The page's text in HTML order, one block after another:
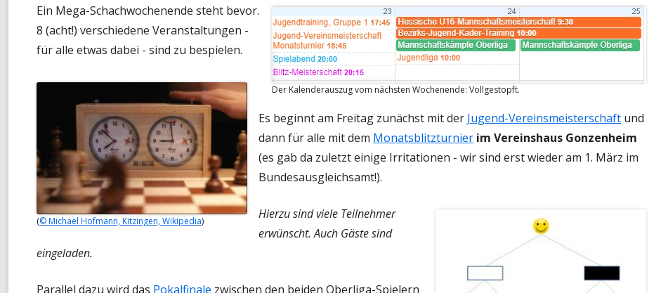
MONATS-BLITZMEISTERSCHAFT
TURNIER-SIMULTAN
SCHNELLSCHACH-MEISTERSCHAFT
CHESS960-MEISTERSCHAFT
TANDEM-BLITZ-MEISTERSCHAFT
FRÜHSOMMER-CUP
TURNIERFAHRTEN
KONTAKTANFRAGE JUGENDBEREICH LINKS
Der Kalenderauszug vom nächsten Wochenende: Vollgestopft.
Ein Mega-Schachwochenende steht bevor.
8 (acht!) verschiedene Veranstaltungen -
für alle etwas dabei - sind zu bespielen.
(© Michael Hofmann, Kitzingen, Wikipedia)
Es beginnt am Freitag zunächst mit der Jugend-Vereinsmeisterschaft und
dann für alle mit dem Monatsblitzturnier im Vereinshaus Gonzenheim
(es gab da zuletzt einige Irritationen - wir sind erst wieder am 1. März im
Bundesausgleichsamt!).
Hierzu sind viele Teilnehmer
erwünscht. Auch Gäste sind
eingeladen.
Parallel dazu wird das Pokalfinale zwischen den beiden Oberliga-Spielern